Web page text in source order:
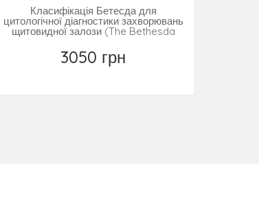
Класифікація Бетесда для
цитологічної діагностики захворювань
щитовидної залози (The Bethesda
System for Reporting Thyroid
Cytopathology)
3050 грн